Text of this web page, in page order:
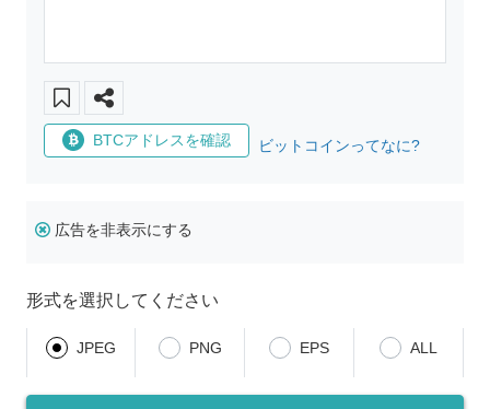
BTCアドレスを確認 ビットコインってなに?
広告を非表示にする
形式を選択してください
JPEG PNG EPS ALL